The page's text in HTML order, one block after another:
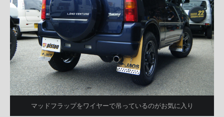
マッドフラップをワイヤーで吊っているのがお気に入り